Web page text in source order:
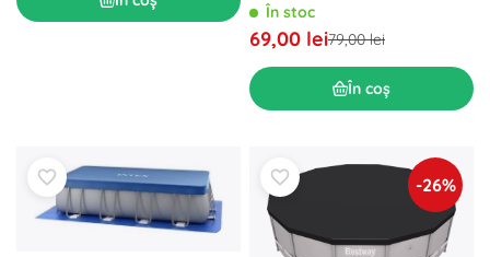
50 cm, gri
În stoc
69,00 lei79,00 lei
În coș
-26%